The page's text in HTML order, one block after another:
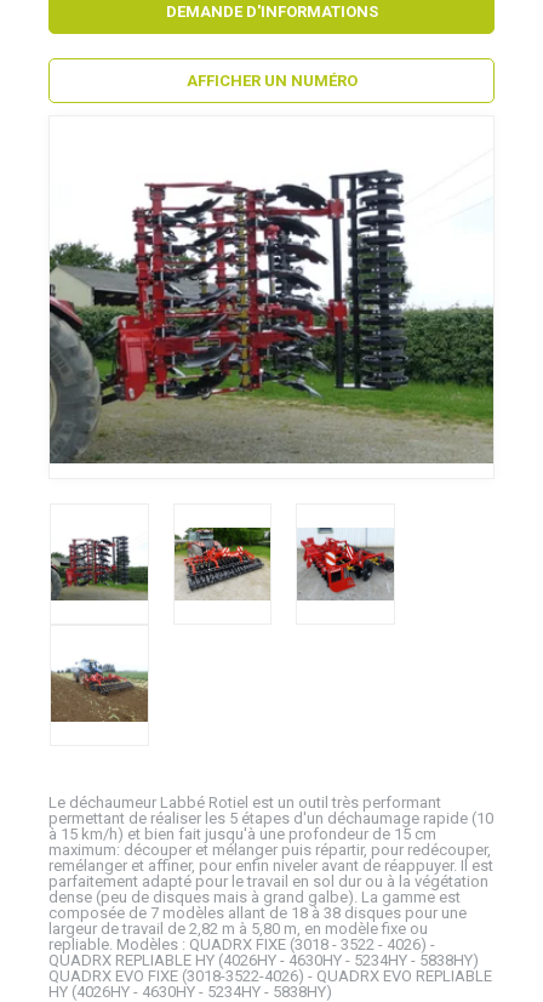
Le déchaumeur Labbé Rotiel est un outil très performant
permettant de réaliser les 5 étapes d'un déchaumage rapide (10
à 15 km/h) et bien fait jusqu'à une profondeur de 15 cm
maximum: découper et mélanger puis répartir, pour redécouper,
remélanger et affiner, pour enfin niveler avant de réappuyer. Il est
parfaitement adapté pour le travail en sol dur ou à la végétation
dense (peu de disques mais à grand galbe). La gamme est
composée de 7 modèles allant de 18 à 38 disques pour une
largeur de travail de 2,82 m à 5,80 m, en modèle fixe ou
repliable. Modèles : QUADRX FIXE (3018 - 3522 - 4026) -
QUADRX REPLIABLE HY (4026HY - 4630HY - 5234HY - 5838HY)
QUADRX EVO FIXE (3018-3522-4026) - QUADRX EVO REPLIABLE
HY (4026HY - 4630HY - 5234HY - 5838HY)
DEMANDE D'INFORMATIONS
AFFICHER UN NUMÉRO